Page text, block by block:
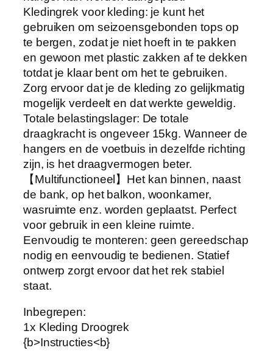
b
a
r
e
S
t
a
t
i
e
f
o
a
t
H
a
n
g
r
H
o
Kledingrek voor kleding: je kunt het
gebruiken om seizoensgebonden tops op
te bergen, zodat je niet hoeft in te pakken
en gewoon met plastic zakken af te dekken
totdat je klaar bent om het te gebruiken.
Zorg ervoor dat je de kleding zo gelijkmatig
mogelijk verdeelt en dat werkte geweldig.
Totale belastingslager: De totale
draagkracht is ongeveer 15kg. Wanneer de
hangers en de voetbuis in dezelfde richting
zijn, is het draagvermogen beter.
【Multifunctioneel】Het kan binnen, naast
de bank, op het balkon, woonkamer,
wasruimte enz. worden geplaatst. Perfect
voor gebruik in een kleine ruimte.
Eenvoudig te monteren: geen gereedschap
nodig en eenvoudig te bedienen. Statief
ontwerp zorgt ervoor dat het rek stabiel
staat.
Inbegrepen:
1x Kleding Droogrek
{b>Instructies<b}